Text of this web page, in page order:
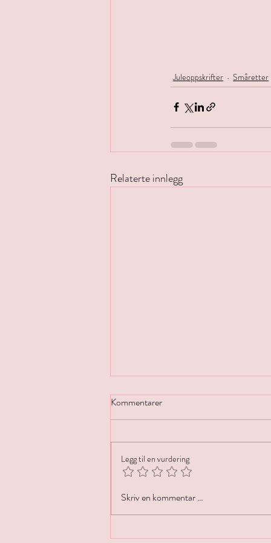
Juleoppskrifter Småretter
Relaterte innlegg
Kommentarer
Legg til en vurdering
Skriv en kommentar …